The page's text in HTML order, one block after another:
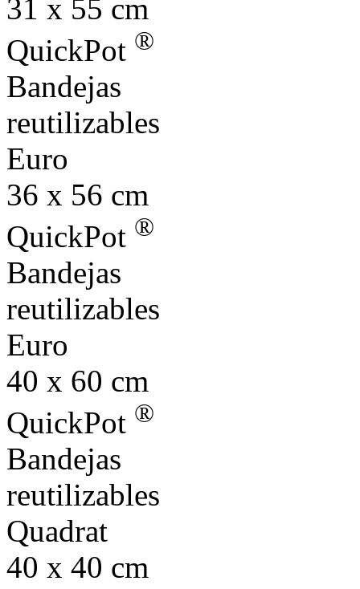
31 x 55 cm
QuickPot ®
Bandejas
reutilizables
Euro
36 x 56 cm
QuickPot ®
Bandejas
reutilizables
Euro
40 x 60 cm
QuickPot ®
Bandejas
reutilizables
Quadrat
40 x 40 cm